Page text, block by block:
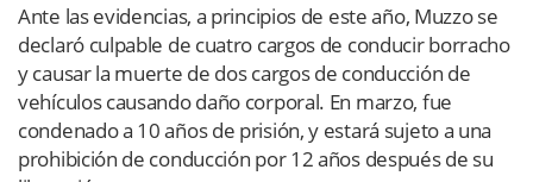
Ante las evidencias, a principios de este año, Muzzo se
declaró culpable de cuatro cargos de conducir borracho
y causar la muerte de dos cargos de conducción de
vehículos causando daño corporal. En marzo, fue
condenado a 10 años de prisión, y estará sujeto a una
prohibición de conducción por 12 años después de su